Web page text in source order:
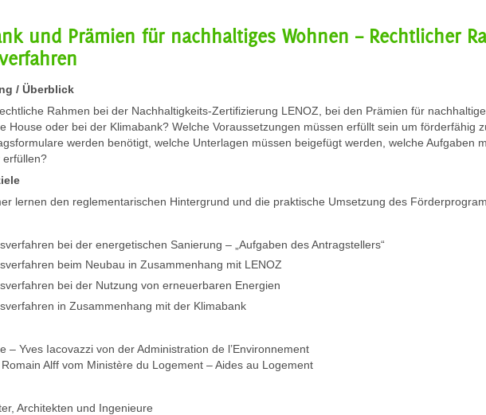
und Prämien für nachhaltiges Wohnen – Rechtlicher
/ Überblick
Rahmen bei der Nachhaltigkeits-Zertifizierung LENOZ, bei den Prämien für
House oder bei der Klimabank? Welche Voraussetzungen müssen erfüllt sein um förderfähig
werden benötigt, welche Unterlagen müssen beigefügt werden, welche Aufgaben
erfüllen?
lernen den reglementarischen Hintergrund und die praktische Umsetzung des
bei der energetischen Sanierung – „Aufgaben des Antragstellers“
beim Neubau in Zusammenhang mit LENOZ
bei der Nutzung von erneuerbaren Energien
in Zusammenhang mit der Klimabank
– Yves Iacovazzi von der Administration de l’Environnement
Alff vom Ministère du Logement – Aides au Logement
Architekten und Ingenieure